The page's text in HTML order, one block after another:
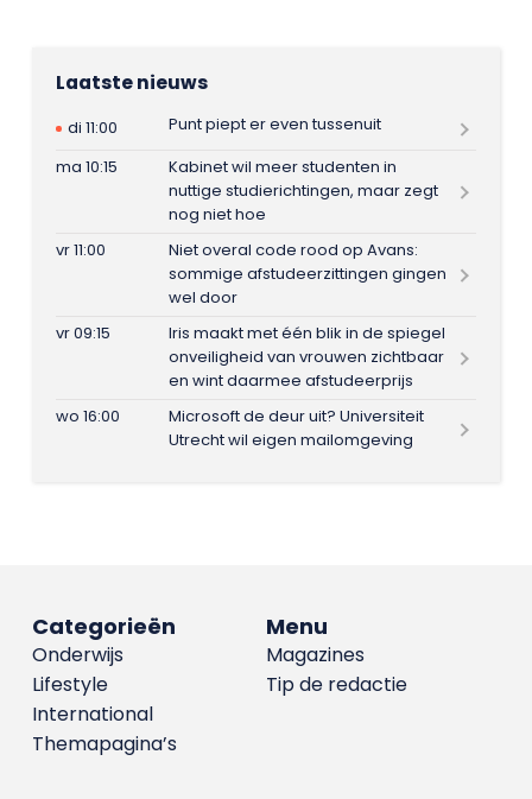
Laatste nieuws
di 11:00
Punt piept er even tussenuit
ma 10:15
Kabinet wil meer studenten in
nuttige studierichtingen, maar zegt
nog niet hoe
vr 11:00
Niet overal code rood op Avans:
sommige afstudeerzittingen gingen
wel door
vr 09:15
Iris maakt met één blik in de spiegel
onveiligheid van vrouwen zichtbaar
en wint daarmee afstudeerprijs
wo 16:00
Microsoft de deur uit? Universiteit
Utrecht wil eigen mailomgeving
Menu
Magazines
Tip de redactie
Categorieën
Onderwijs
Lifestyle
International
Themapagina’s